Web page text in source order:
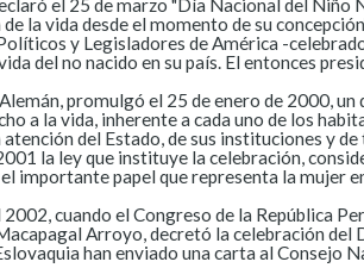
la vida desde el momento de su
y Legisladores de América -
del no nacido en su país. El entonces
promulgó el 25 de enero de 2000,
a la vida, inherente a cada uno de los
del Estado, de sus instituciones y de
la ley que instituye la celebración,
importante papel que representa la mujer
cuando el Congreso de la República
Arroyo, decretó la celebración del
han enviado una carta al Consejo